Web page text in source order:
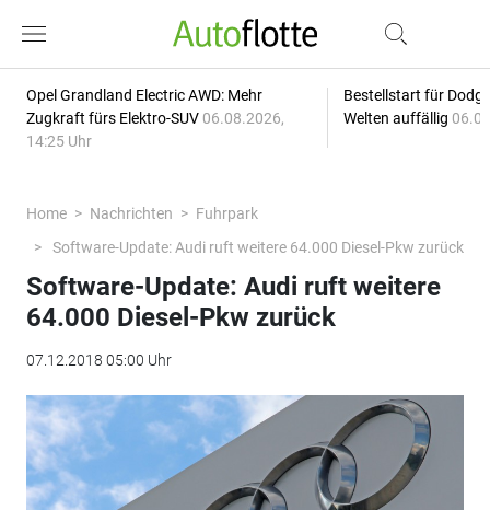
Opel Grandland Electric AWD: Mehr
Zugkraft fürs Elektro-SUV 06.08.2026,
14:25 Uhr
Bestellstart für
Welten auffällig
Home Nachrichten
Fuhrpark
Software-Update: Audi ruft weitere 64.000 Diesel-Pkw zurück
Software-Update: Audi ruft weitere
64.000 Diesel-Pkw zurück
07.12.2018 05:00 Uhr